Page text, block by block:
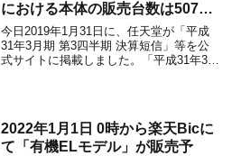
における本体の販売台数は507万
台、ソフトの販売本数は4,213万
本！
今日2019年1月31日に、任天堂が「平成
31年3月期 第3四半期 決算短信」等を公
式サイトに掲載しました。「平成31年3月
2022年1月1日 0時から楽天Bicに
て「有機ELモデル」が販売予